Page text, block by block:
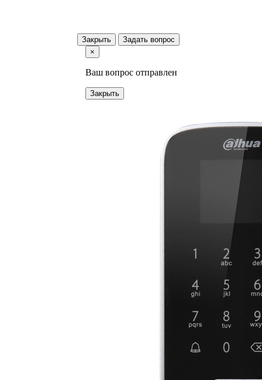
Закрыть
Задать вопрос
×
Ваш вопрос отправлен
Закрыть